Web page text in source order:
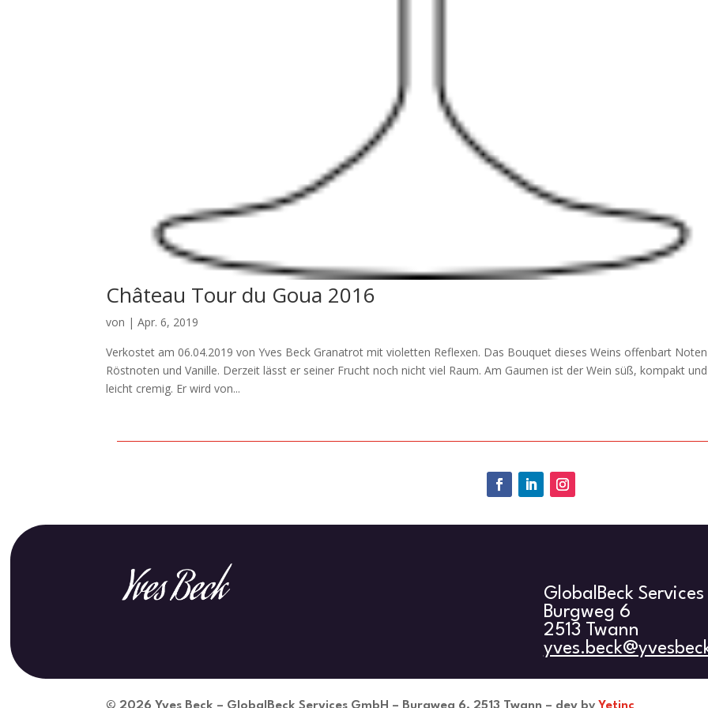
Château Tour du Goua 2016
von |Apr. 6, 2019
Verkostet am 06.04.2019 von Yves Beck Granatrot mit violetten Reflexen. Das Bouquet dieses Weins offenbart
Röstnoten und Vanille. Derzeit lässt er seiner Frucht noch nicht viel Raum. Am Gaumen ist der Wein süß, kompakt und
leicht cremig. Er wird von...
GlobalBeck Services
Burgweg 6
2513 Twann